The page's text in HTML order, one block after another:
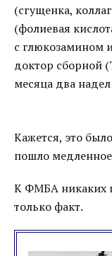
(сгущенка,
(фолиевая
с глюкозамином
доктор сборной
месяца два
Кажется, это
пошло
К ФМБА никаких
только факт.